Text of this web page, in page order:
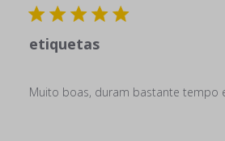
etiquetas
Muito boas, duram bastante tempo